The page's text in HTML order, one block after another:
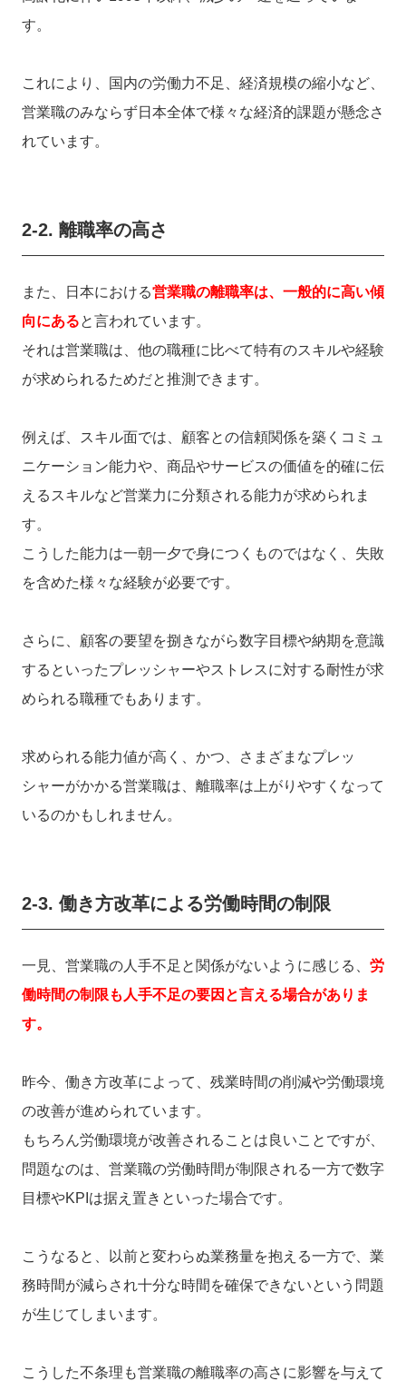
す。
これにより、国内の労働力不足、経済規模の縮小など、
営業職のみならず日本全体で様々な経済的課題が懸念さ
れています。
2-2. 離職率の高さ
また、日本における営業職の離職率は、一般的に高い傾
向にあると言われています。
それは営業職は、他の職種に比べて特有のスキルや経験
が求められるためだと推測できます。
例えば 、スキル面では、顧客との信頼関係を築くコミュ
ニケーション能力や、商品やサービスの価値を的確に伝
えるスキルなど営業力に分類される能力が求められま
す。
こうした能力は一朝一夕で身につくものではなく、失敗
を含めた様々な経験が必要です。
さらに、顧客の要望を捌きながら数字目標や納期を意識
するといったプレッシャーやストレスに対する耐性が求
められる職種でもあります。
求められる能力値が高く、かつ、さまざまなプレッ
シャーがかかる営業職は、離職率は上がりやすくなって
いるのかもしれません。
2-3. 働き方改革による労働時間の制限
一見、営業職の人手不足と関係がないように感じる、 労
働時間の制限も人手不足の要因と言える場合がありま
す。
昨今、働き方改革によって、残業時間の削減や労働環境
の改善が進められています。
もちろん労働環境が改善されることは良いことですが、
問題なのは、営業職の労働時間が制限される一方で数字
目標やKPIは据え置きといった場合です。
こうなると、以前と変わらぬ業務量を抱える一方で、業
務時間が減らされ十分な時間を確保できないという問題
が生じてしまいます。
こうした不条理も営業職の離職率の高さに影響を与えて